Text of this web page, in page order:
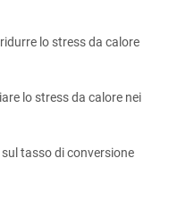
lo stress da calore
lo stress da calore nei
tasso di conversione